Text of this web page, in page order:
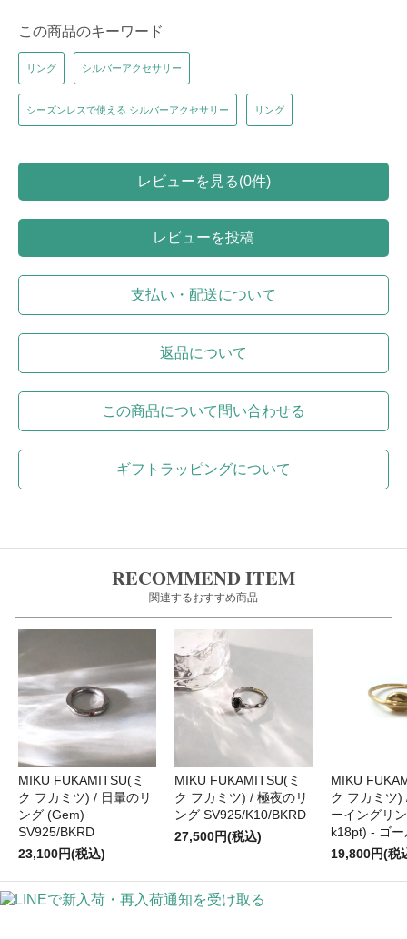
この商品のキーワード
リング シルバーアクセサリー
シーズンレスで使える シルバーアクセサリー リング
レビューを見る(0件)
レビューを投稿
支払い・配送について
返品について
この商品について問い合わせる
ギフトラッピングについて
RECOMMEND ITEM
関連するおすすめ商品
MIKU FUKAMITSU(ミ
ク フカミツ) / 日暈のリ
ング (Gem)
SV925/BKRD
23,100円(税込)
MIKU FUKAMITSU(ミ
ク フカミツ) / 極夜のリ
ング SV925/K10/BKRD
27,500円(税込)
MIKU
ク フカミツ)
ーイングリ
k18pt) - ゴー
19,800円(税